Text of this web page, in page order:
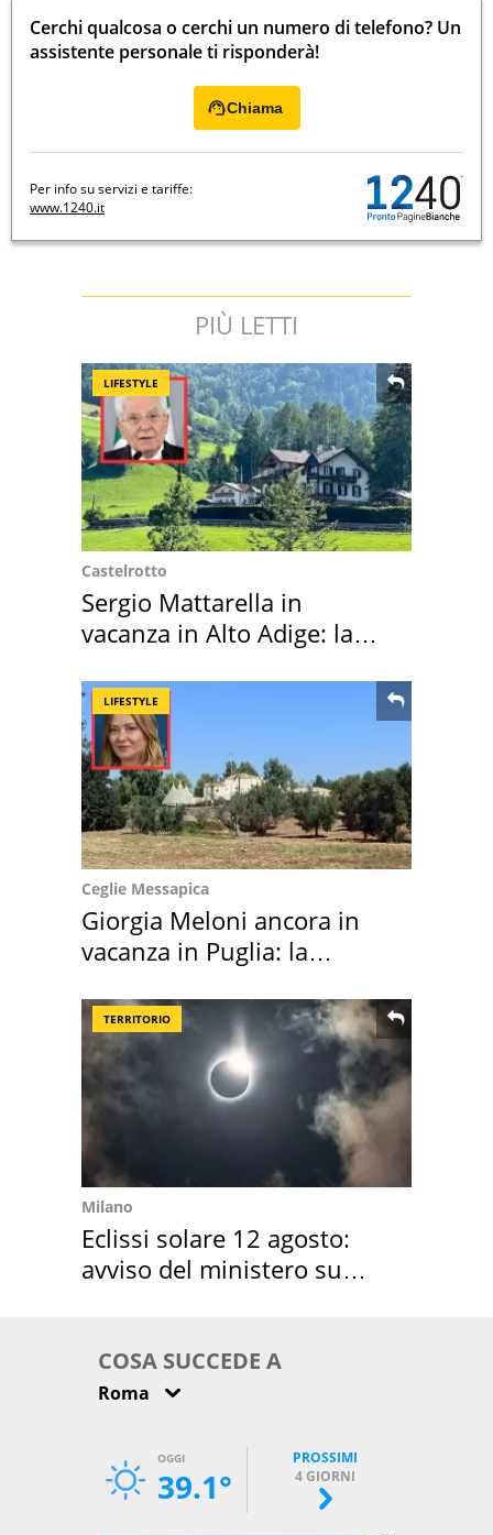
Cerchi qualcosa o cerchi un numero di telefono? Un
assistente personale ti risponderà!
Chiama
Per info su servizi e tariffe:
www.1240.it
PIÙ LETTI
LIFESTYLE
Castelrotto
Sergio Mattarella in
vacanza in Alto Adige: la
LIFESTYLE
Ceglie Messapica
Giorgia Meloni ancora in
vacanza in Puglia: la
TERRITORIO
Milano
Eclissi solare 12 agosto:
avviso del ministero su